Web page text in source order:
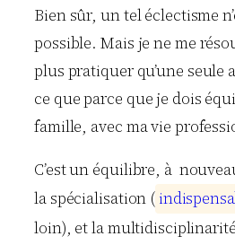
Bien sûr, un tel éclectisme
possible. Mais je ne me
plus pratiquer qu’une seule
ce que parce que je dois
famille, avec ma vie
C’est un équilibre, à
la spécialisation ( indispensa
loin), et la